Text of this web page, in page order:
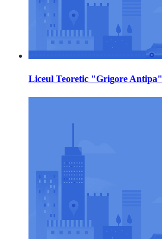
Liceul Teoretic "Grigore Antipa"